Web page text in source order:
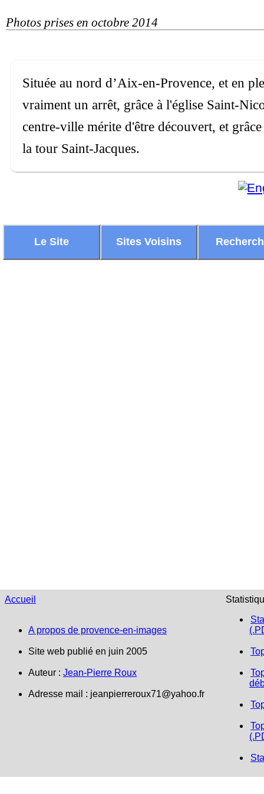
Photos prises en octobre 2014
Située au nord d’Aix-en-Provence, et en
vraiment un arrêt, grâce à l'église Saint-
centre-ville mérite d'être découvert, et
la tour Saint-Jacques.
Le Site Sites Voisins
Accueil
A propos de provence-en-images
Site web publié en juin 2005
Auteur : Jean-Pierre Roux
Adresse mail : jeanpierreroux71@yahoo.fr